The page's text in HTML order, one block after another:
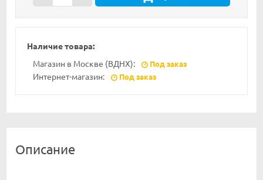
Наличие товара:
Магазин в Москве (ВДНХ):
Под заказ
Интернет-магазин: Под заказ
Описание